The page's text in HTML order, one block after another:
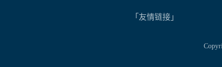
「友情链接」